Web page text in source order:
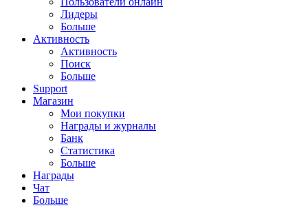
Лидеры
Больше
Активность
Активность
Поиск
Больше
Support
Магазин
Мои покупки
Награды и журналы
Банк
Статистика
Больше
Награды
Чат
Больше